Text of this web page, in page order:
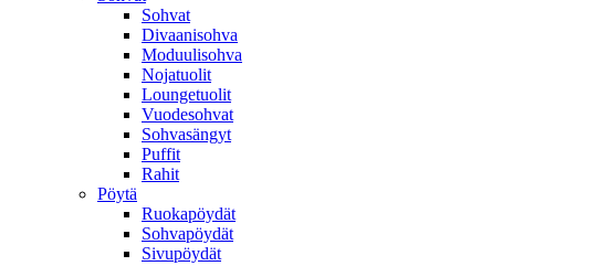
Sohvat
Divaanisohva
Moduulisohva
Nojatuolit
Loungetuolit
Vuodesohvat
Sohvasängyt
Puffit
Rahit
Pöytä
Ruokapöydät
Sohvapöydät
Sivupöydät